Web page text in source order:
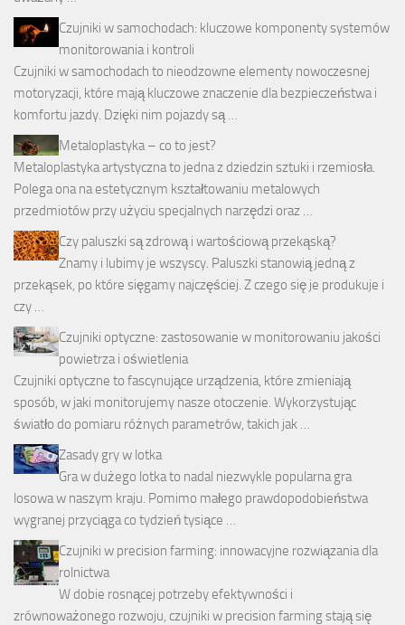
Czujniki w samochodach: kluczowe komponenty systemów
monitorowania i kontroli
Czujniki w samochodach to nieodzowne elementy nowoczesnej
motoryzacji, które mają kluczowe znaczenie dla bezpieczeństwa i
komfortu jazdy. Dzięki nim pojazdy są …
Metaloplastyka – co to jest?
Metaloplastyka artystyczna to jedna z dziedzin sztuki i rzemiosła.
Polega ona na estetycznym kształtowaniu metalowych
przedmiotów przy użyciu specjalnych narzędzi oraz …
Czy paluszki są zdrową i wartościową przekąską?
Znamy i lubimy je wszyscy. Paluszki stanowią jedną z
przekąsek, po które sięgamy najczęściej. Z czego się je produkuje i
czy …
Czujniki optyczne: zastosowanie w monitorowaniu jakości
powietrza i oświetlenia
Czujniki optyczne to fascynujące urządzenia, które zmieniają
sposób, w jaki monitorujemy nasze otoczenie. Wykorzystując
światło do pomiaru różnych parametrów, takich jak …
Zasady gry w lotka
Gra w dużego lotka to nadal niezwykle popularna gra
losowa w naszym kraju. Pomimo małego prawdopodobieństwa
wygranej przyciąga co tydzień tysiące …
Czujniki w precision farming: innowacyjne rozwiązania dla
rolnictwa
W dobie rosnącej potrzeby efektywności i
zrównoważonego rozwoju, czujniki w precision farming stają się